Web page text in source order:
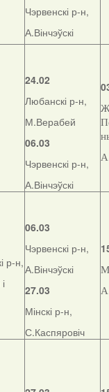
Чэрвенскі р-н,
А.Вінчэўскі
24.02
Любанскі р-н,
М.Верабей
06.03
Чэрвенскі р-н,
А.Вінчэўскі
р-н,
06.03
Чэрвенскі р-н,
А.Вінчэўскі
27.03
Мінскі р-н,
С.Каспяровіч